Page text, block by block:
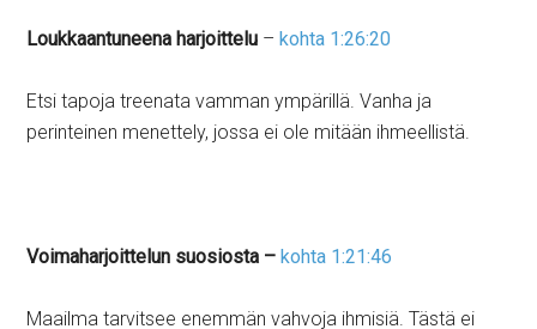
Loukkaantuneena harjoittelu –kohta 1:26:20
Etsi tapoja treenata vamman ympärillä. Vanha ja
perinteinen menettely, jossa ei ole mitään ihmeellistä.
Voimaharjoittelun suosiosta –kohta 1:21:46
Maailma tarvitsee enemmän vahvoja ihmisiä. Tästä ei